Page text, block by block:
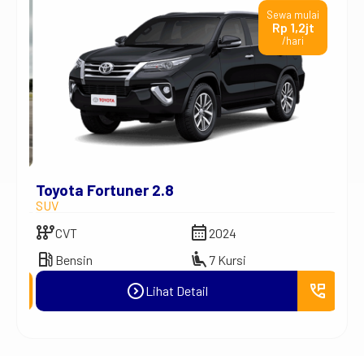
Toyota Fortuner 2.8
SUV
auto_transmissionCVT calendar_month2024
local_gas_stationBensin airline_seat_recline_extra7 Kursi
Sewa mulai
Rp 1,2jt
/hari
expand_circle_rightLihat Detail perm_phone_msg